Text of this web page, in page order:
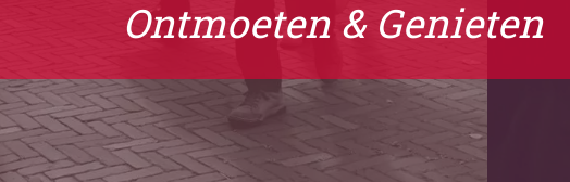
Ontmoeten & Genieten